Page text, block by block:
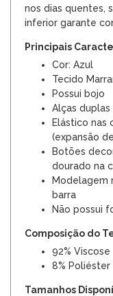
nos dias quentes,
inferior garante
Principais
Cor: Azul
Tecido
Possui bojo
Alças
Elástico
(expansão
Botões
dourado na
Modelagem
barra
Não possui
Composição do
92% Viscose
8% Poliéster
Tamanhos